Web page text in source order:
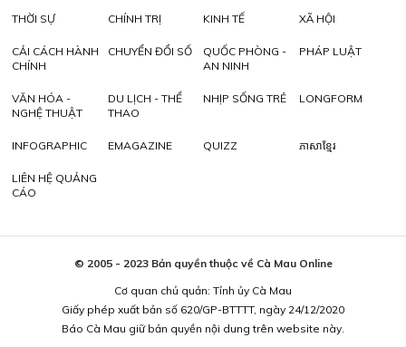
THỜI SỰ CHÍNH TRỊ KINH TẾ XÃ HỘI
CẢI CÁCH HÀNH
CHÍNH
CHUYỂN ĐỔI SỐ
QUỐC PHÒNG -
AN NINH
PHÁP LUẬT
VĂN HÓA -
NGHỆ THUẬT
DU LỊCH - THỂ
THAO
NHỊP SỐNG TRẺ LONGFORM
INFOGRAPHIC EMAGAZINE QUIZZ ភាសាខ្មែរ
LIÊN HỆ QUẢNG
CÁO
© 2005 - 2023 Bản quyền thuộc về Cà Mau Online
Cơ quan chủ quản: Tỉnh ủy Cà Mau
Giấy phép xuất bản số 620/GP-BTTTT, ngày 24/12/2020
Báo Cà Mau giữ bản quyền nội dung trên website này.